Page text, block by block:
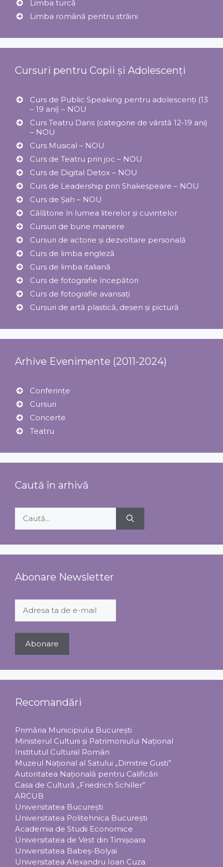
Limba turcă
Limba română pentru străini
Cursuri pentru Copii și Adolescenți
Curs de Public Speaking pentru adolescenți (13
– 19 ani) – NOU
Curs Teatru Dans (categorie de vârstă 12-19 ani)
– NOU
Curs Musical – NOU
Curs de Teatru prin joc – NOU
Curs de Digital Detox – NOU
Curs de Leadership prin Shakespeare – NOU
Curs de Șah – NOU
Călătorie în lumea literelor și cuvintelor
Cursuri de bune maniere
Cursuri de actorie și dezvoltare personală
Curs de limba engleză
Curs de limba italiană
Curs de fotografie începători
Curs de fotografie avansați
Cursuri de artă plastică, desen și pictură
Arhive Evenimente (2011-2024)
Conferințe
Cursuri
Concerte
Teatru
Caută în arhivă
după:
Abonare Newsletter
Recomandări
Primăria Municipiului Bucureşti
Ministerul Culturii şi Patrimoniului Naţional
Institutul Cultural Român
Muzeul Național al Satului „Dimitrie Gusti”
Autoritatea Națională pentru Calificări
Casa de Cultură „Friedrich Schiller”
ARCUB
Universitatea Bucureşti
Universitatea Politehnica Bucureşti
Academia de Studii Economice
Universitatea de Vest din Timişoara
Universitatea Babeş-Bolyai
Universitatea Alexandru Ioan Cuza